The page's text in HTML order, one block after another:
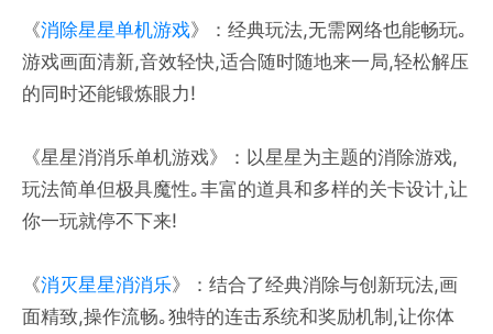
《消除星星单机游戏》：经典玩法,无需网络也能畅玩｡
游戏画面清新,音效轻快,适合随时随地来一局,轻松解压
的同时还能锻炼眼力!
《星星消消乐单机游戏》：以星星为主题的消除游戏,
玩法简单但极具魔性｡丰富的道具和多样的关卡设计,让
你一玩就停不下来!
《消灭星星消消乐》：结合了经典消除与创新玩法,画
面精致,操作流畅｡独特的连击系统和奖励机制,让你体